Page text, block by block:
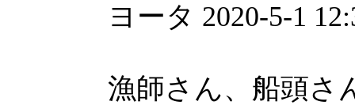
ヨータ 2020-5-1
漁師さん、船頭さ